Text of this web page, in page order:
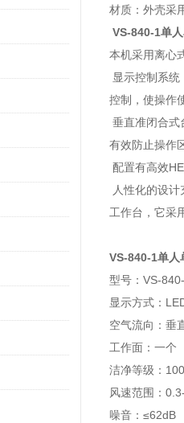
材质：外壳采
VS-840-1单
本机采用离心
显示控制系
控制，使操作
垂直准闭合式
有效防止操作
配置有高效
人性化的设
工作台，它采
VS-840-1单
型号：VS-
显示方式：
空气流向：垂
工作面：一个
洁净等级：
风速范围：
噪音：≤62dB